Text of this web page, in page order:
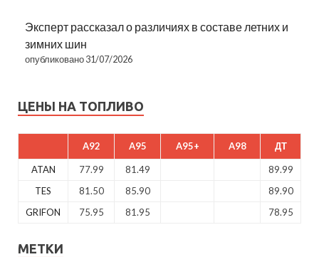
Эксперт рассказал о различиях в составе летних и
зимних шин
опубликовано 31/07/2026
ЦЕНЫ НА ТОПЛИВО
A92 A95 A95+ A98 ДТ
ATAN 77.99 81.49
89.99
TES
81.50 85.90
89.90
GRIFON
75.95 81.95 78.95
МЕТКИ